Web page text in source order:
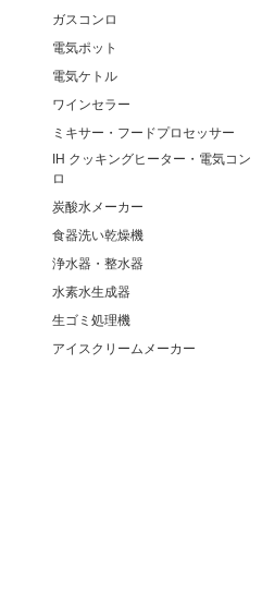
ガスコンロ
電気ポット
電気ケトル
ワインセラー
ミキサー・フードプロセッサー
IH クッキングヒーター・電気コン
ロ
炭酸水メーカー
食器洗い乾燥機
浄水器・整水器
水素水生成器
生ゴミ処理機
アイスクリームメーカー